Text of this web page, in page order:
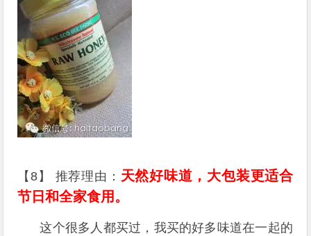
【8】 推荐理由： 天然好味道，大包装更适合
节日和全家食用。
这个很多人都买过，我买的好多味道在一起的